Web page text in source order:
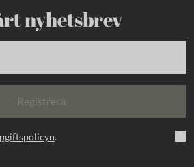
nyhetsbrev
Registrera
.